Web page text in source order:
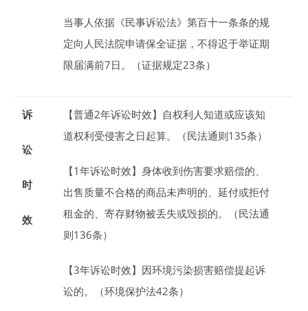
当事人依据《民事诉讼法》第百十一条条的规
定向人民法院申请保全证据，不得迟于举证期
限届满前7日。（证据规定23条）
诉
讼
时
效
【普通2年诉讼时效】 自权利人知道或应该知
道权利受侵害之日起算。（民法通则135条）
【1年诉讼时效】身体收到伤害要求赔偿的、
出售质量不合格的商品未声明的、延付或拒付
租金的、寄存财物被丢失或毁损的。（民法通
则136条）
【3年诉讼时效】 因环境污染损害赔偿提起诉
讼的。（环境保护法42条）